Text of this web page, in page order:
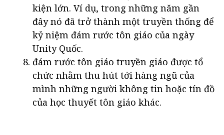
kiện lớn. Ví dụ, trong những năm gần
đây nó đã trở thành một truyền thống để
kỷ niệm đám rước tôn giáo của ngày
Unity Quốc.
đám rước tôn giáo truyền giáo được tổ
chức nhằm thu hút tới hàng ngũ của
mình những người không tin hoặc tín đồ
của học thuyết tôn giáo khác.